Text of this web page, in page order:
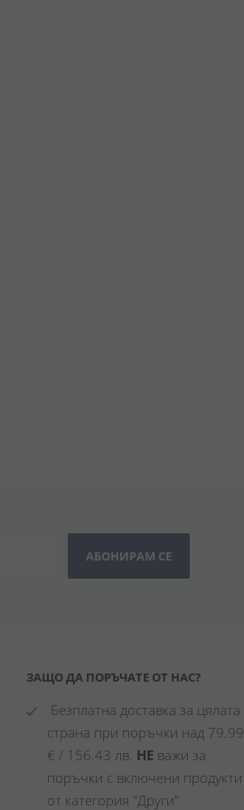
АБОНИРАМ СЕ
ЗАЩО ДА ПОРЪЧАТЕ ОТ НАС?
Безплатна доставка за цялата
страна при поръчки над 79.99
€ / 156.43 лв. НЕ важи за
поръчки с включени продукти
от категория "Други"